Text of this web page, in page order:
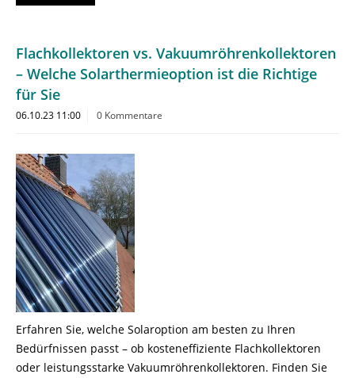
Flachkollektoren vs. Vakuumröhrenkollektoren
– Welche Solarthermieoption ist die Richtige
für Sie
06.10.23 11:00 0 Kommentare
Erfahren Sie, welche Solaroption am besten zu Ihren
Bedürfnissen passt – ob kosteneffiziente Flachkollektoren
oder leistungsstarke Vakuumröhrenkollektoren. Finden Sie